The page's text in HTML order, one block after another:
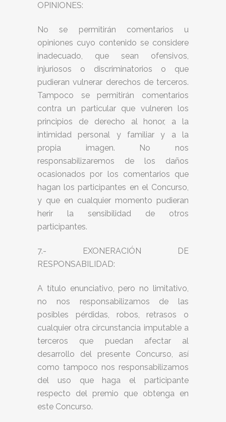
OPINIONES:
No se permitirán comentarios u
opiniones cuyo contenido se considere
inadecuado, que sean ofensivos,
injuriosos o discriminatorios o que
pudieran vulnerar derechos de terceros.
Tampoco se permitirán comentarios
contra un particular que vulneren los
principios de derecho al honor, a la
intimidad personal y familiar y a la
propia imagen. No nos
responsabilizaremos de los daños
ocasionados por los comentarios que
hagan los participantes en el Concurso,
y que en cualquier momento pudieran
herir la sensibilidad de otros
participantes.
7.- EXONERACIÓN DE
RESPONSABILIDAD:
A título enunciativo, pero no limitativo,
no nos responsabilizamos de las
posibles pérdidas, robos, retrasos o
cualquier otra circunstancia imputable a
terceros que puedan afectar al
desarrollo del presente Concurso, así
como tampoco nos responsabilizamos
del uso que haga el participante
respecto del premio que obtenga en
este Concurso.